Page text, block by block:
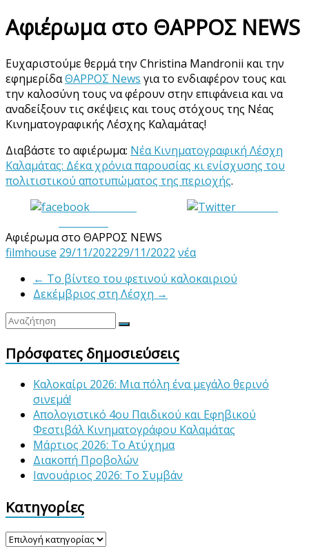
Αφιέρωμα στο ΘΑΡΡΟΣ NEWS
Ευχαριστούμε θερμά την Christina Mandronii και την
εφημερίδαΘΑΡΡΟΣ News για το ενδιαφέρον τους και
την καλοσύνη τους να φέρουν στην επιφάνεια και να
αναδείξουν τις σκέψεις και τους στόχους της Νέας
Κινηματογραφικής Λέσχης Καλαμάτας!
Διαβάστε το αφιέρωμα: Νέα Κινηματογραφική Λέσχη
Καλαμάτας: Δέκα χρόνια παρουσίας κι ενίσχυσης του
πολιτιστικού αποτυπώματος της περιοχής.
Αφιέρωμα στο ΘΑΡΡΟΣ NEWS
filmhouse 29/11/202229/11/2022 νέα
← Το βίντεο του φετινού καλοκαιριού
Δεκέμβριος στη Λέσχη →
Πρόσφατες δημοσιεύσεις
Καλοκαίρι 2026: Μια πόλη ένα μεγάλο θερινό
σινεμά!
Απολογιστικό 4ου Παιδικού και Εφηβικού
Φεστιβάλ Κινηματογράφου Καλαμάτας
Μάρτιος 2026: Το Ατύχημα
Διακοπή Προβολών
Ιανουάριος 2026: Το Συμβάν
Κατηγορίες
Κατηγορίες